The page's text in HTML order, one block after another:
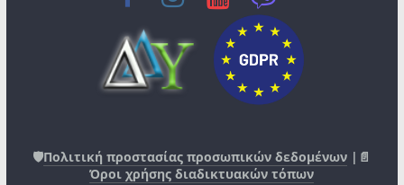
🛡️Πολιτική προστασίας προσωπικών δεδομένων |📄
Όροι χρήσης διαδικτυακών τόπων